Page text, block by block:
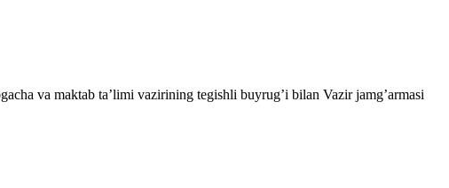
va maktab taʼlimi vazirining tegishli buyrugʼi bilan Vazir jamgʼarmasi